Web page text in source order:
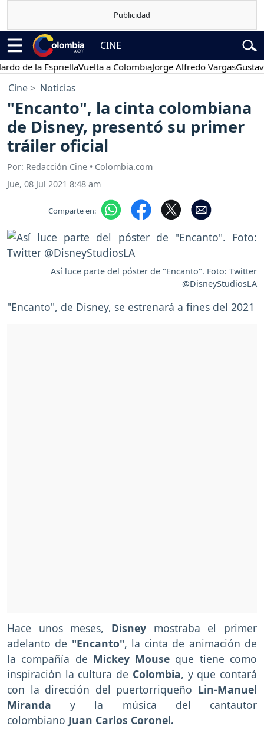
CINE
la EspriellaVuelta a ColombiaJorge Alfredo VargasGustavo
Cine Noticias
"Encanto", la cinta colombiana
de Disney, presentó su primer
tráiler oficial
Por: Redacción Cine • Colombia.com
Jue, 08 Jul 2021 8:48 am
Comparte en:
Así luce parte del póster de "Encanto". Foto: Twitter
@DisneyStudiosLA
"Encanto", de Disney, se estrenará a fines del 2021
Hace unos meses, Disney mostraba el primer
adelanto de "Encanto", la cinta de animación de
la compañía de Mickey Mouse que tiene como
inspiración la cultura de Colombia, y que contará
con la dirección del puertorriqueño Lin-Manuel
Miranda y la música del cantautor
colombiano Juan Carlos Coronel.